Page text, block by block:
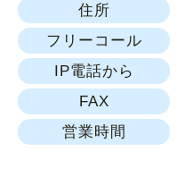
住所
フリーコール
IP電話から
FAX
営業時間